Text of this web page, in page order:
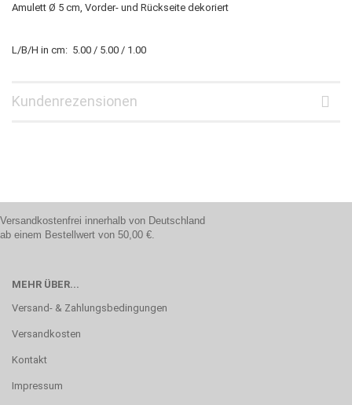
Amulett Ø 5 cm, Vorder- und Rückseite dekoriert
L/B/H in cm: 5.00 / 5.00 / 1.00
Kundenrezensionen
Versandkostenfrei innerhalb von Deutschland
ab einem Bestellwert von 50,00 €.
MEHR ÜBER...
Versand- & Zahlungsbedingungen
Versandkosten
Kontakt
Impressum